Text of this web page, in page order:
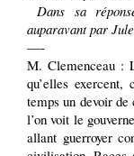
Dans sa
auparavant par
—-
M. Clemenceau :
qu’elles
temps un devoir
l’on voit le
allant guerroyer